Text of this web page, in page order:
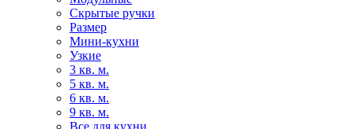
Скрытые ручки
Размер
Мини-кухни
Узкие
3 кв. м.
5 кв. м.
6 кв. м.
9 кв. м.
Все для кухни